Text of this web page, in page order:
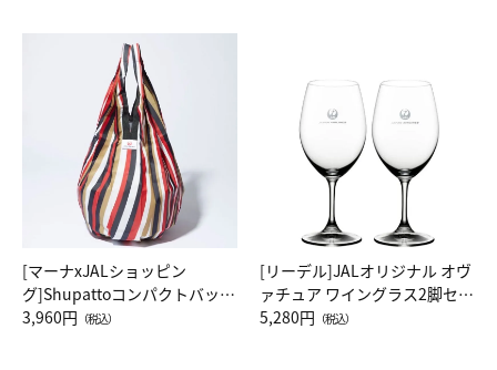
[マーナxJALショッピン
グ]Shupattoコンパクトバッグ
Drop JAL客室乗務員（LC）ス
3,960円 （税込）
[リーデル]JALオリジナル オヴ
ァチュア ワイングラス2脚セッ
ト（レッドワイン）
5,280円 （税込）